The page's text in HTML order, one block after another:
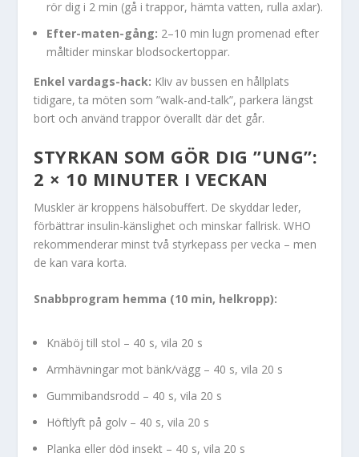
rör dig i 2 min (gå i trappor, hämta vatten, rulla axlar).
Efter-maten-gång: 2–10 min lugn promenad efter
måltider minskar blodsockertoppar.
Enkel vardags-hack: Kliv av bussen en hållplats
tidigare, ta möten som ”walk-and-talk”, parkera längst
bort och använd trappor överallt där det går.
STYRKAN SOM GÖR DIG ”UNG”:
2 × 10 MINUTER I VECKAN
Muskler är kroppens hälsobuffert. De skyddar leder,
förbättrar insulin-känslighet och minskar fallrisk. WHO
rekommenderar minst två styrkepass per vecka – men
de kan vara korta.
Snabbprogram hemma (10 min, helkropp):
Knäböj till stol – 40 s, vila 20 s
Armhävningar mot bänk/vägg – 40 s, vila 20 s
Gummibandsrodd – 40 s, vila 20 s
Höftlyft på golv – 40 s, vila 20 s
Planka eller död insekt – 40 s, vila 20 s